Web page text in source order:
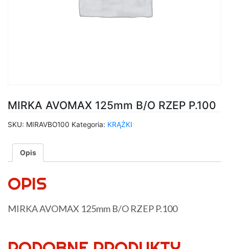
MIRKA AVOMAX 125mm B/O RZEP P.100
SKU: MIRAVBO100 Kategoria: KRĄŻKI
Opis
OPIS
MIRKA AVOMAX 125mm B/O RZEP P.100